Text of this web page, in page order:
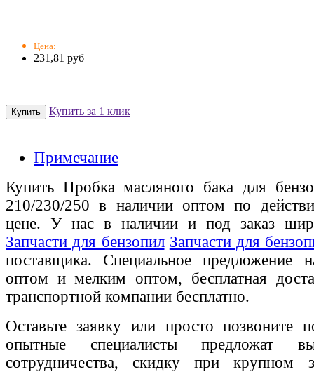
Цена:
231,81 руб
Купить за 1 клик
Примечание
Купить Пробка масляного бака для
210/230/250 в наличии оптом по
цене. У нас в наличии и под заказ
Запчасти для бензопил Запчасти для
поставщика. Специальное предложение
оптом и мелким оптом, бесплатная
транспортной компании бесплатно.
Оставьте заявку или просто позвоните
опытные специалисты предложат
сотрудничества, скидку при крупном